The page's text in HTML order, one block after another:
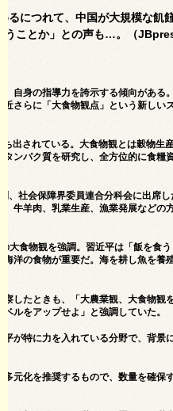
るにつれて、中国が大規模な飢
うことか」との声も…。（
自身の指導力を誇示する傾向がある
さらに「大食物観点」という新しい
出されている。大食物観とは穀物生
ンパク質を研究し、全方位的に食糧
、社会保障界委員連合分科会に出席
牛羊肉、乳業生産、漁業発展などの
大食物観を強調。習近平は「飯を食
洋の食物が重要だ。海を耕し魚を養
したときも、「大農業観、大食物観
ルをアップせよ」と強調していた。
が特に力を入れている分野で、背景
元化を推奨するもので、数量を確保